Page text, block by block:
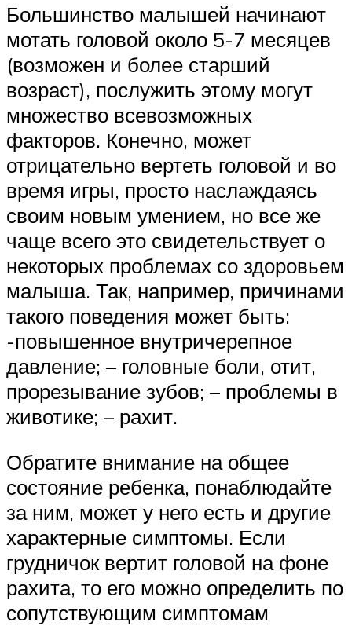
Большинство малышей начинают
мотать головой около 5-7 месяцев
(возможен и более старший
возраст), послужить этому могут
множество всевозможных
факторов. Конечно, может
отрицательно вертеть головой и во
время игры, просто наслаждаясь
своим новым умением, но все же
чаще всего это свидетельствует о
некоторых проблемах со здоровьем
малыша. Так, например, причинами
такого поведения может быть:
-повышенное внутричерепное
давление; – головные боли, отит,
прорезывание зубов; – проблемы в
животике; – рахит.
Обратите внимание на общее
состояние ребенка, понаблюдайте
за ним, может у него есть и другие
характерные симптомы. Если
грудничок вертит головой на фоне
рахита, то его можно определить по
сопутствующим симптомам